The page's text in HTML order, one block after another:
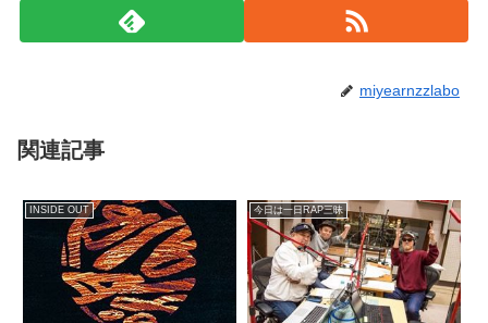
miyearnzzlabo
関連記事
INSIDE OUT 今日は一日RAP三昧